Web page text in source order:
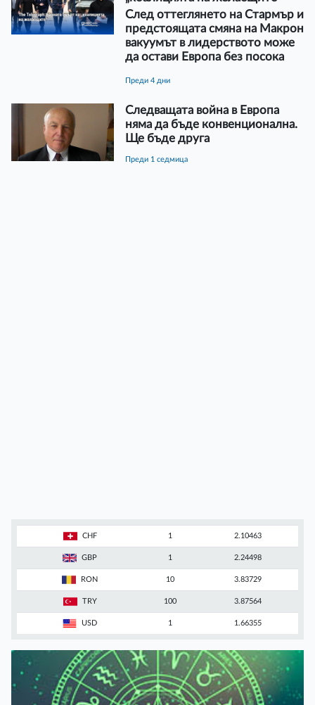
След оттеглянето на Стармър и
предстоящата смяна на Макрон
вакуумът в лидерството може
да остави Европа без посока
преди 4 дни
Следващата война в Европа
няма да бъде конвенционална.
Ще бъде друга
преди 1 седмица
CHF 1 2.10463
GBP 1 2.24498
RON 10 3.83729
TRY 100 3.87564
USD 1 1.66355